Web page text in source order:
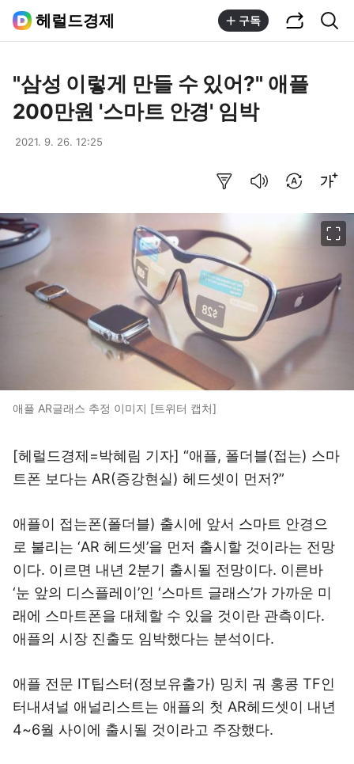
헤럴드경제 구독
"삼성 이렇게 만들 수 있어?" 애플
200만원 '스마트 안경' 임박
2021. 9. 26. 12:25
애플 AR글래스 추정 이미지 [트위터 캡처]
[헤럴드경제=박혜림 기자] “애플, 폴더블(접는) 스마
트폰 보다는 AR(증강현실) 헤드셋이 먼저?”
애플이 접는폰(폴더블) 출시에 앞서 스마트 안경으
로 불리는 ‘AR 헤드셋’을 먼저 출시할 것이라는 전망
이다. 이르면 내년 2분기 출시될 전망이다. 이른바
‘눈 앞의 디스플레이’인 ‘스마트 글래스’가 가까운 미
래에 스마트폰을 대체할 수 있을 것이란 관측이다.
애플의 시장 진출도 임박했다는 분석이다.
애플 전문 IT팁스터(정보유출가) 밍치 궈 홍콩 TF인
터내셔널 애널리스트는 애플의 첫 AR헤드셋이 내년
4~6월 사이에 출시될 것이라고 주장했다.